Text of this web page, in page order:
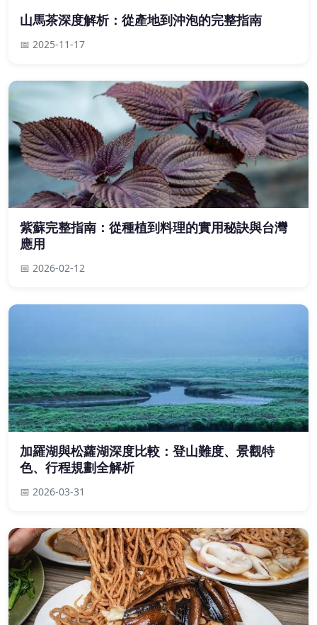
山馬茶深度解析：從產地到沖泡的完整指南
📅 2025-11-17
紫蘇完整指南：從種植到料理的實用秘訣與台灣
應用
📅 2026-02-12
加羅湖與松蘿湖深度比較：登山難度、景觀特
色、行程規劃全解析
📅 2026-03-31